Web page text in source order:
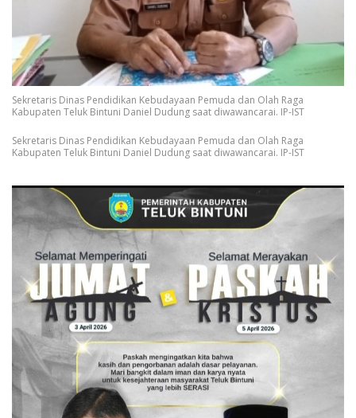
Sekretaris Dinas Pendidikan Kebudayaan Pemuda dan Olah Raga
Kabupaten Teluk Bintuni Daniel Dudung saat diwawancarai. IP-IST
Sekretaris Dinas Pendidikan Kebudayaan Pemuda dan Olah Raga
Kabupaten Teluk Bintuni Daniel Dudung saat diwawancarai. IP-IST